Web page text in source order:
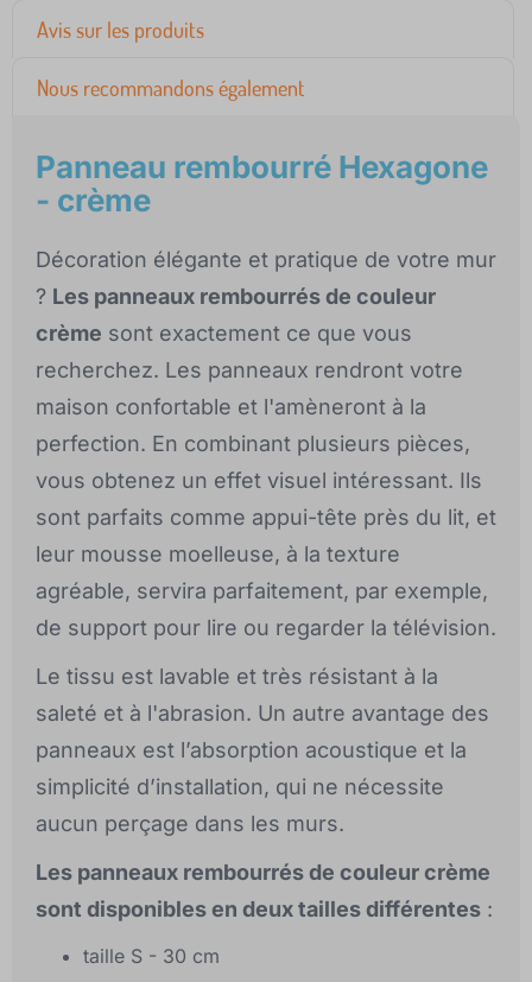
Avis sur les produits
Nous recommandons également
Panneau rembourré Hexagone
- crème
Décoration élégante et pratique de votre mur
? Les panneaux rembourrés de couleur
crème sont exactement ce que vous
recherchez. Les panneaux rendront votre
maison confortable et l'amèneront à la
perfection. En combinant plusieurs pièces,
vous obtenez un effet visuel intéressant. Ils
sont parfaits comme appui-tête près du lit, et
leur mousse moelleuse, à la texture
agréable, servira parfaitement, par exemple,
de support pour lire ou regarder la télévision.
Le tissu est lavable et très résistant à la
saleté et à l'abrasion. Un autre avantage des
panneaux est l’absorption acoustique et la
simplicité d’installation, qui ne nécessite
aucun perçage dans les murs.
Les panneaux rembourrés de couleur crème
sont disponibles en deux tailles différentes :
taille S - 30 cm